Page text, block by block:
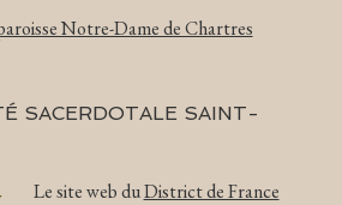
Notre-Dame de Chartres
SACERDOTALE SAINT-
Le site web duDistrict de France